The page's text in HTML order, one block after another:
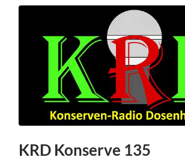
KRD Konserve 135